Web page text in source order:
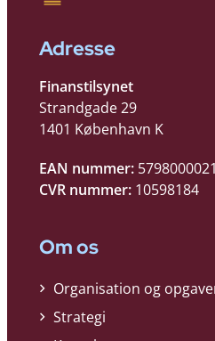
Adresse
Finanstilsynet
Strandgade 29
1401 København K
EAN nummer:
CVR nummer: 10598184
Om os
Organisation og
Strategi